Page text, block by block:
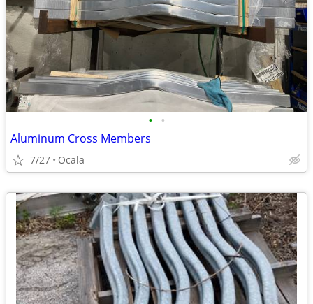
• •
Aluminum Cross Members
7/27 Ocala